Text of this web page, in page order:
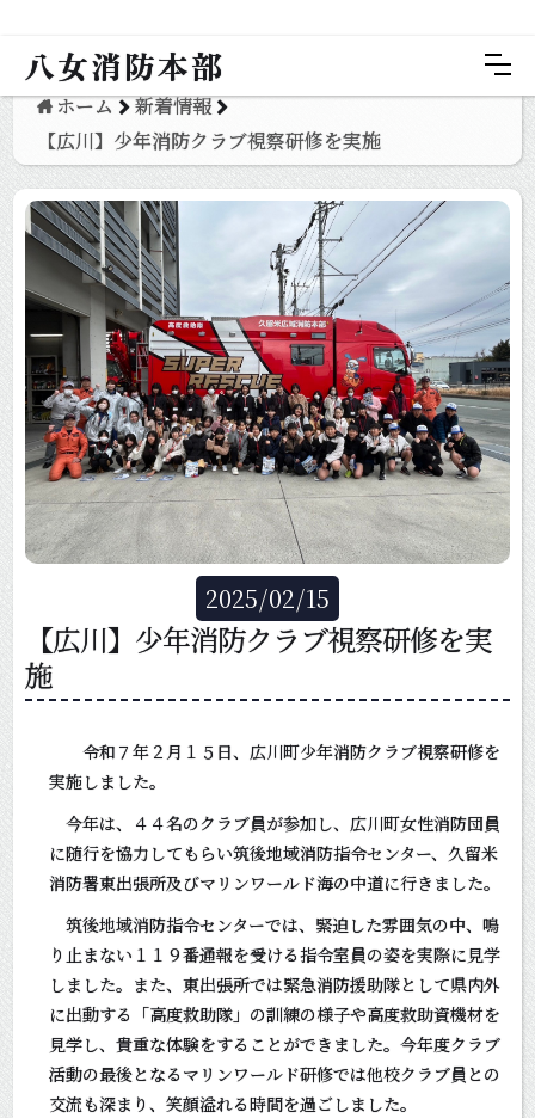
八女消防本部
ホーム
新着情報
【広川】少年消防クラブ視察研修を実施
2025/02/15
【広川】少年消防クラブ視察研修を実
施
令和７年２月１５日、広川町少年消防クラブ視察研修を
実施しました。
今年は、４４名のクラブ員が参加し、広川町女性消防団員
に随行を協力してもらい筑後地域消防指令センター、久留米
消防署東出張所及びマリンワールド海の中道に行きました。
筑後地域消防指令センターでは、緊迫した雰囲気の中、鳴
り止まない１１９番通報を受ける指令室員の姿を実際に見学
しました。また、東出張所では緊急消防援助隊として県内外
に出動する「高度救助隊」の訓練の様子や高度救助資機材を
見学し、貴重な体験をすることができました。今年度クラブ
活動の最後となるマリンワールド研修では他校クラブ員との
交流も深まり、笑顔溢れる時間を過ごしました。